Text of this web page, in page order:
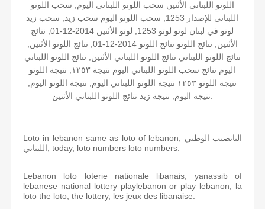
اللوتو اللبناني الأثنين سحب اللوتو اللبناني اليوم, سحب اللوتو
اللبناني للإصدار 1253, سحب اللوتو اليوم سحب زيد, سحب زيد
لوتو في لبنان لوتو لوتو 1253, لوتو الأثنين 2014-12-01, نتائج
الأثنين, نتائج اللوتو نتائج اللوتو 2014-12-01, نتائج اللوتو الأثنين,
نتائج اللوتو اللبناني نتائج اللوتو اللبناني الأثنين, نتائج اللوتو اللبناني
اليوم نتائج سحب اللوتو اللبناني اليوم نتيجة ١٢٥٣, نتيجة اللوتو
نتيجة اللوتو ١٢٥٣ نتيجة اللوتو اللبناني اليوم, نتيجة اللوتو اليوم,
Loto in lebanon same as loto of lebanon, اليانصيب الوطني
اللبناني, today, loto numbers loto numbers.
Lebanon loto loterie nationale libanais, yanassib of
lebanese national lottery playlebanon or play lebanon, la
loto the loto, the lottery, les jeux des libanaise.